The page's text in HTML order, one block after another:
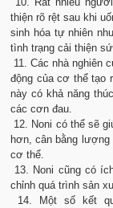
thiện rõ rệt sau khi
sinh hóa tự nhiên
tình trạng cải thiện
11. Các nhà nghiên
động của cơ thể tạo
này có khả năng
các cơn đau.
12. Noni có thể sẽ
hơn, cân bằng lượng
cơ thể.
13. Noni cũng có
chỉnh quá trình sản
14. Một số kết